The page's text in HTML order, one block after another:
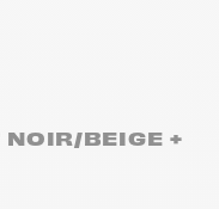
NOIR/BEIGE +